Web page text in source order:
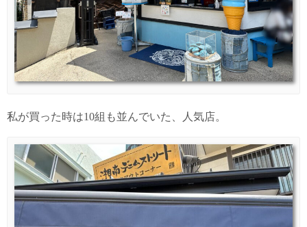
私が買った時は10組も並んでいた、人気店。